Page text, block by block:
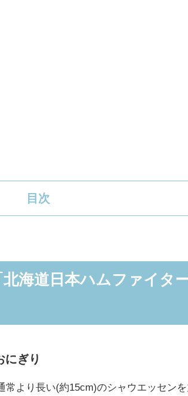
目次
ズソース
マトパスタ
ルが登場するコラボ動画が公開
海道日本ハムファイタ
にぎり
常より長い(約15cm)のシャウエッセン